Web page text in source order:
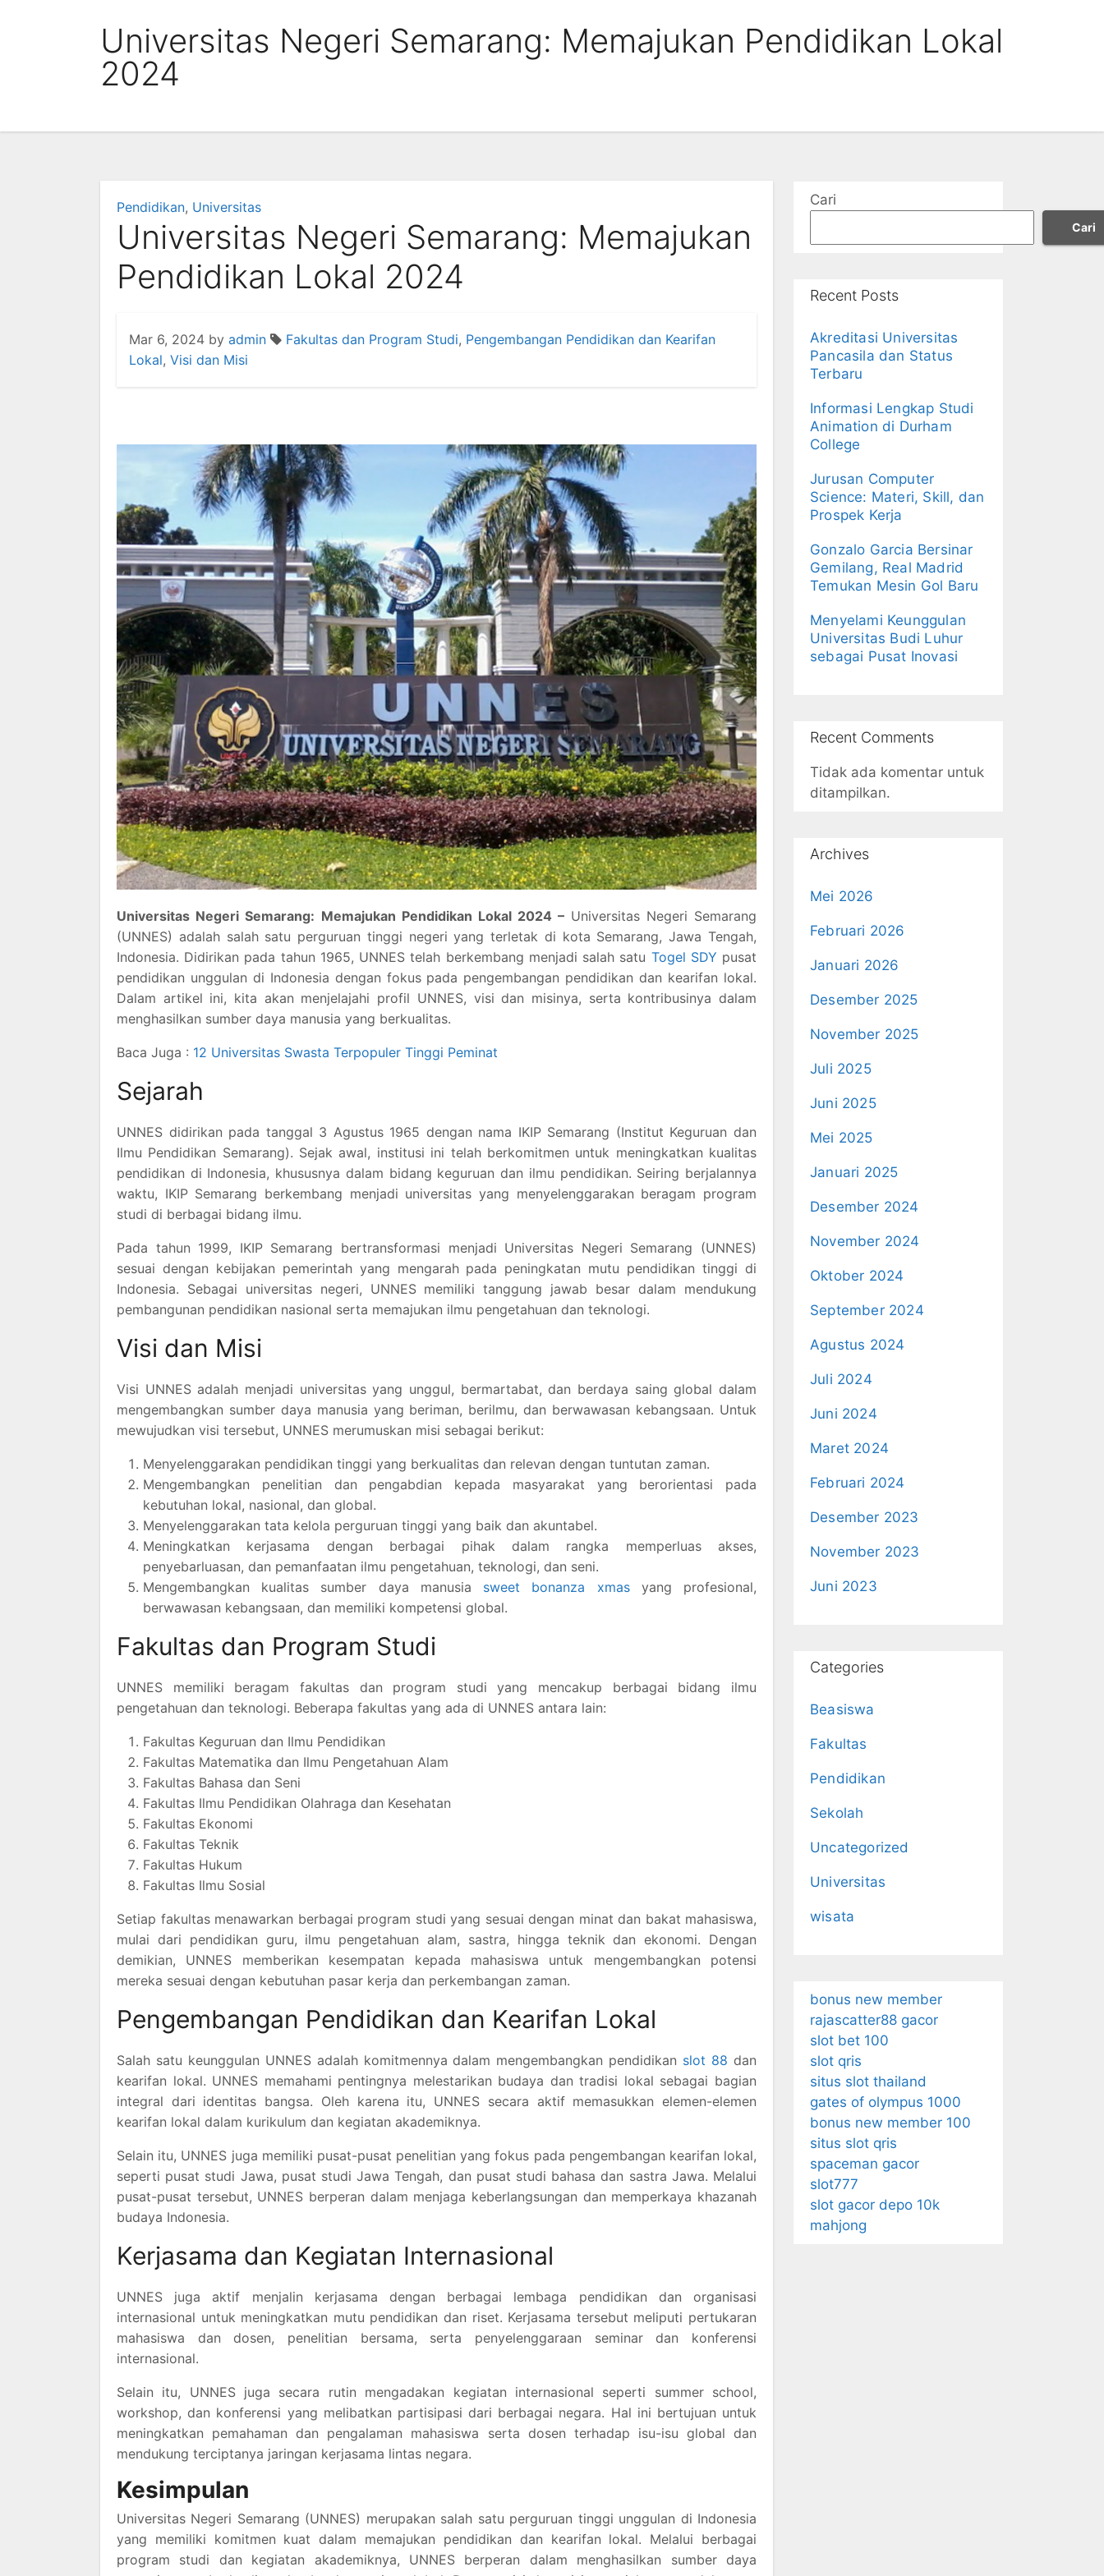
Universitas Negeri Semarang: Memajukan Pendidikan Lokal
2024
Pendidikan, Universitas
Universitas Negeri Semarang: Memajukan
Pendidikan Lokal 2024
Mar 6, 2024 by admin Fakultas dan Program Studi, Pengembangan Pendidikan dan Kearifan
Lokal, Visi dan Misi
Universitas Negeri Semarang: Memajukan Pendidikan Lokal 2024 – Universitas Negeri Semarang
(UNNES) adalah salah satu perguruan tinggi negeri yang terletak di kota Semarang, Jawa Tengah,
Indonesia. Didirikan pada tahun 1965, UNNES telah berkembang menjadi salah satu Togel SDY pusat
pendidikan unggulan di Indonesia dengan fokus pada pengembangan pendidikan dan kearifan lokal.
Dalam artikel ini, kita akan menjelajahi profil UNNES, visi dan misinya, serta kontribusinya dalam
menghasilkan sumber daya manusia yang berkualitas.
Baca Juga : 12 Universitas Swasta Terpopuler Tinggi Peminat
Sejarah
UNNES didirikan pada tanggal 3 Agustus 1965 dengan nama IKIP Semarang (Institut Keguruan dan
Ilmu Pendidikan Semarang). Sejak awal, institusi ini telah berkomitmen untuk meningkatkan kualitas
pendidikan di Indonesia, khususnya dalam bidang keguruan dan ilmu pendidikan. Seiring berjalannya
waktu, IKIP Semarang berkembang menjadi universitas yang menyelenggarakan beragam program
studi di berbagai bidang ilmu.
Pada tahun 1999, IKIP Semarang bertransformasi menjadi Universitas Negeri Semarang (UNNES)
sesuai dengan kebijakan pemerintah yang mengarah pada peningkatan mutu pendidikan tinggi di
Indonesia. Sebagai universitas negeri, UNNES memiliki tanggung jawab besar dalam mendukung
pembangunan pendidikan nasional serta memajukan ilmu pengetahuan dan teknologi.
Visi dan Misi
Visi UNNES adalah menjadi universitas yang unggul, bermartabat, dan berdaya saing global dalam
mengembangkan sumber daya manusia yang beriman, berilmu, dan berwawasan kebangsaan. Untuk
mewujudkan visi tersebut, UNNES merumuskan misi sebagai berikut:
Menyelenggarakan pendidikan tinggi yang berkualitas dan relevan dengan tuntutan zaman.
Mengembangkan penelitian dan pengabdian kepada masyarakat yang berorientasi pada
kebutuhan lokal, nasional, dan global.
Menyelenggarakan tata kelola perguruan tinggi yang baik dan akuntabel.
Meningkatkan kerjasama dengan berbagai pihak dalam rangka memperluas akses,
penyebarluasan, dan pemanfaatan ilmu pengetahuan, teknologi, dan seni.
Mengembangkan kualitas sumber daya manusia sweet bonanza xmasyang profesional,
berwawasan kebangsaan, dan memiliki kompetensi global.
Fakultas dan Program Studi
UNNES memiliki beragam fakultas dan program studi yang mencakup berbagai bidang ilmu
pengetahuan dan teknologi. Beberapa fakultas yang ada di UNNES antara lain:
Fakultas Keguruan dan Ilmu Pendidikan
Fakultas Matematika dan Ilmu Pengetahuan Alam
Fakultas Bahasa dan Seni
Fakultas Ilmu Pendidikan Olahraga dan Kesehatan
Fakultas Ekonomi
Fakultas Teknik
Fakultas Hukum
Fakultas Ilmu Sosial
Setiap fakultas menawarkan berbagai program studi yang sesuai dengan minat dan bakat mahasiswa,
mulai dari pendidikan guru, ilmu pengetahuan alam, sastra, hingga teknik dan ekonomi. Dengan
demikian, UNNES memberikan kesempatan kepada mahasiswa untuk mengembangkan potensi
mereka sesuai dengan kebutuhan pasar kerja dan perkembangan zaman.
Pengembangan Pendidikan dan Kearifan Lokal
Salah satu keunggulan UNNES adalah komitmennya dalam mengembangkan pendidikan slot 88 dan
kearifan lokal. UNNES memahami pentingnya melestarikan budaya dan tradisi lokal sebagai bagian
integral dari identitas bangsa. Oleh karena itu, UNNES secara aktif memasukkan elemen-elemen
kearifan lokal dalam kurikulum dan kegiatan akademiknya.
Selain itu, UNNES juga memiliki pusat-pusat penelitian yang fokus pada pengembangan kearifan lokal,
seperti pusat studi Jawa, pusat studi Jawa Tengah, dan pusat studi bahasa dan sastra Jawa. Melalui
pusat-pusat tersebut, UNNES berperan dalam menjaga keberlangsungan dan memperkaya khazanah
budaya Indonesia.
Kerjasama dan Kegiatan Internasional
UNNES juga aktif menjalin kerjasama dengan berbagai lembaga pendidikan dan organisasi
internasional untuk meningkatkan mutu pendidikan dan riset. Kerjasama tersebut meliputi pertukaran
mahasiswa dan dosen, penelitian bersama, serta penyelenggaraan seminar dan konferensi
internasional.
Selain itu, UNNES juga secara rutin mengadakan kegiatan internasional seperti summer school,
workshop, dan konferensi yang melibatkan partisipasi dari berbagai negara. Hal ini bertujuan untuk
meningkatkan pemahaman dan pengalaman mahasiswa serta dosen terhadap isu-isu global dan
mendukung terciptanya jaringan kerjasama lintas negara.
Kesimpulan
Universitas Negeri Semarang (UNNES) merupakan salah satu perguruan tinggi unggulan di Indonesia
yang memiliki komitmen kuat dalam memajukan pendidikan dan kearifan lokal. Melalui berbagai
program studi dan kegiatan akademiknya, UNNES berperan dalam menghasilkan sumber daya
Cari
Cari
Recent Posts
Akreditasi Universitas
Pancasila dan Status
Terbaru
Informasi Lengkap Studi
Animation di Durham
College
Jurusan Computer
Science: Materi, Skill, dan
Prospek Kerja
Gonzalo Garcia Bersinar
Gemilang, Real Madrid
Temukan Mesin Gol Baru
Menyelami Keunggulan
Universitas Budi Luhur
sebagai Pusat Inovasi
Recent Comments
Tidak ada komentar untuk
ditampilkan.
Archives
Mei 2026
Februari 2026
Januari 2026
Desember 2025
November 2025
Juli 2025
Juni 2025
Mei 2025
Januari 2025
Desember 2024
November 2024
Oktober 2024
September 2024
Agustus 2024
Juli 2024
Juni 2024
Maret 2024
Februari 2024
Desember 2023
November 2023
Juni 2023
Categories
Beasiswa
Fakultas
Pendidikan
Sekolah
Uncategorized
Universitas
wisata
bonus new member
rajascatter88 gacor
slot bet 100
slot qris
situs slot thailand
gates of olympus 1000
bonus new member 100
situs slot qris
spaceman gacor
slot777
slot gacor depo 10k
mahjong